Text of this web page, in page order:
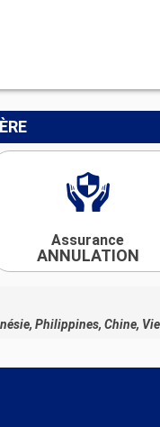
Assurance
ANNULATION
Philippines, Chine,